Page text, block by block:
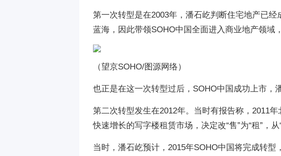
第一次转型是在2003年，潘石屹判断住宅地产已
蓝海，因此带领SOHO中国全面进入商业地产领域
（望京SOHO/图源网络）
也正是在这一次转型过后，SOHO中国成功上市，
第二次转型发生在2012年。当时有报告称，2011
快速增长的写字楼租赁市场，决定改“售”为“租”，从
当时，潘石屹预计，2015年SOHO中国将完成转